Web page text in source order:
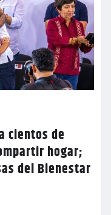
cientos de
hogar;
del Bienestar